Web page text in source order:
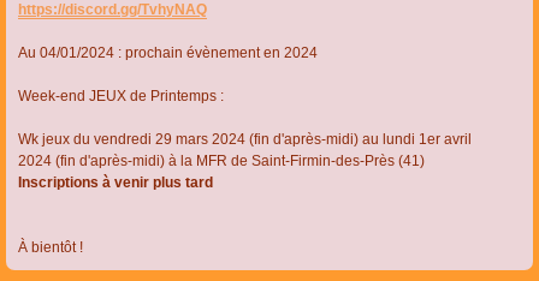
https://discord.gg/TvhyNAQ
Au 04/01/2024 : prochain évènement en 2024
Week-end JEUX de Printemps :
Wk jeux du vendredi 29 mars 2024 (fin d'après-midi) au lundi 1er avril
2024 (fin d'après-midi) à la MFR de Saint-Firmin-des-Près (41)
Inscriptions à venir plus tard
À bientôt !